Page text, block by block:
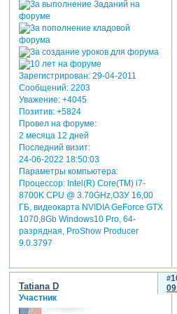
Зарегистрирован: 29-04-2011
Сообщений:2203
Уважение: +4045
Позитив: +5824
Провел на форуме:
2 месяца 12 дней
Последний визит:
24-06-2022 18:50:03
Параметры компьютера:
Процессор: Intel(R) Core(TM) i7-
8700K CPU @ 3.70GHz,ОЗУ 16,00
ГБ, видеокарта NVIDIA GeForce GTX
1070,8Gb Windows10 Pro, 64-
разрядная, ProShow Producer
9.0.3797
Tatiana D
Участник